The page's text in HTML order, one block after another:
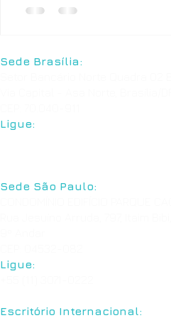
Sede Brasília:
Ligue:
Sede São Paulo:
Ligue:
Escritório Internacional: